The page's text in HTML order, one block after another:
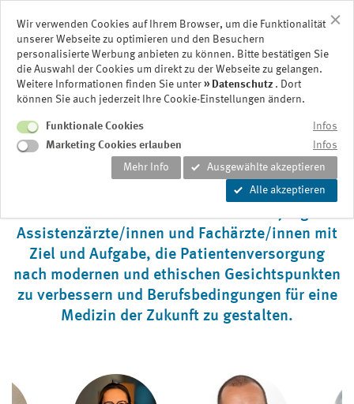
Zusammenschluss der Vertreter der jungen
Assistenzärzte/innen und Fachärzte/innen mit
Ziel und Aufgabe, die Patientenversorgung
nach modernen und ethischen Gesichtspunkten
zu verbessern und Berufsbedingungen für eine
Medizin der Zukunft zu gestalten.
Wir verwenden Cookies auf Ihrem Browser, um die Funktionalität
unserer Webseite zu optimieren und den Besuchern
personalisierte Werbung anbieten zu können. Bitte bestätigen Sie
die Auswahl der Cookies um direkt zu der Webseite zu gelangen.
Weitere Informationen finden Sie unter
Datenschutz . Dort
können Sie auch jederzeit Ihre Cookie-Einstellungen ändern.
Funktionale Cookies
Infos
Marketing Cookies erlauben
Infos
Mehr Info
Ausgewählte akzeptieren
Alle akzeptieren